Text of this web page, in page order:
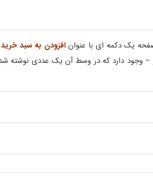
یک دکمه ای با عنوانافزودن به سبد خرید
– وجود دارد که در وسط آن یک عددی نوشته